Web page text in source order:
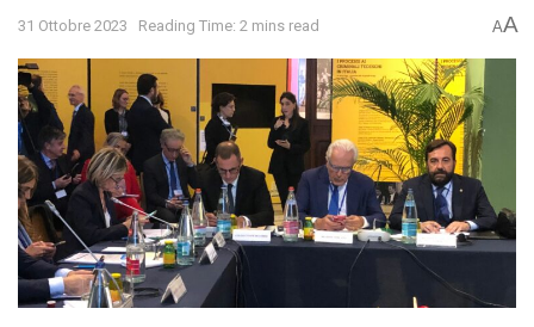
31 Ottobre 2023 Reading Time: 2 mins read AA